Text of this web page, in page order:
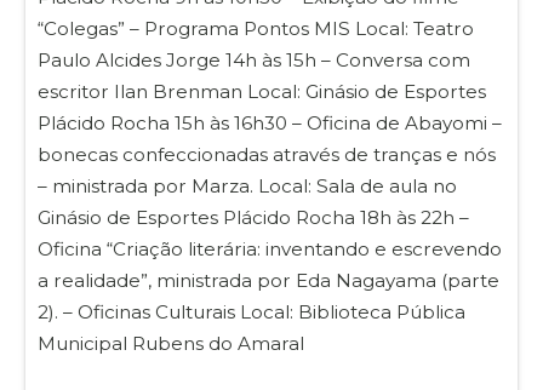
“Colegas” – Programa Pontos MIS Local: Teatro
Paulo Alcides Jorge 14h às 15h – Conversa com
escritor Ilan Brenman Local: Ginásio de Esportes
Plácido Rocha 15h às 16h30 – Oficina de Abayomi –
bonecas confeccionadas através de tranças e nós
– ministrada por Marza. Local: Sala de aula no
Ginásio de Esportes Plácido Rocha 18h às 22h –
Oficina “Criação literária: inventando e escrevendo
a realidade”, ministrada por Eda Nagayama (parte
2). – Oficinas Culturais Local: Biblioteca Pública
Municipal Rubens do Amaral